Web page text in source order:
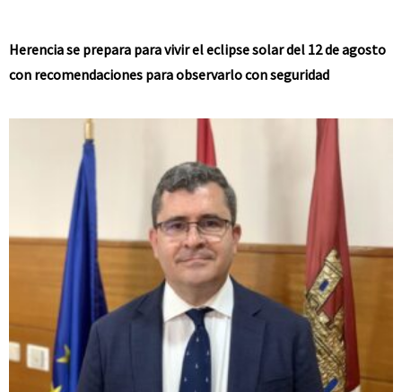
Herencia se prepara para vivir el eclipse solar del 12 de agosto
con recomendaciones para observarlo con seguridad